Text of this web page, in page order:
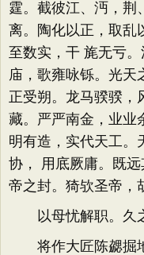
霆。截彼江、沔，荆
离。陶化以正，取乱
至数实，干 旄无亏
庙，歌雍咏铄。光天
正受朔。龙马骙骙，
藏。严严南金，业业
明有造，实代天工。
协， 用底厥庸。既
帝之封。猗欤圣帝，
以母忧解职。久之
将作大匠陈勰掘地